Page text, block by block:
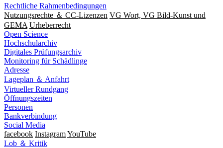
Rechtliche Rahmenbedingungen
Nutzungsrechte ＆ CC-Lizenzen VG Wort, VG Bild-Kunst und
GEMA Urheberrecht
Open Science
Hochschularchiv
Digitales Prüfungsarchiv
Monitoring für Schädlinge
Adresse
Lageplan ＆ Anfahrt
Virtueller Rundgang
Öffnungszeiten
Personen
Bankverbindung
Social Media
facebook InstagramYouTube
Lob ＆ Kritik